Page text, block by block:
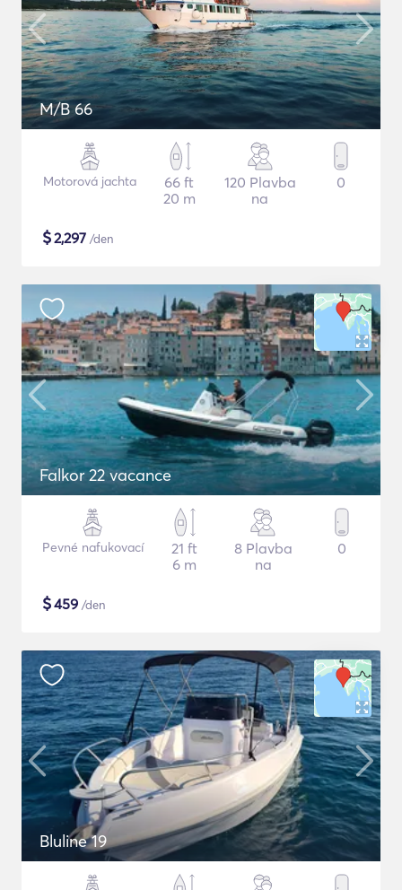
M/B 66
Motorová jachta
66 ft
20 m
120 Plavba
na
0
$2,297 /den
Falkor 22 vacance
Pevné nafukovací
21 ft
6 m
8 Plavba
na
0
$459 /den
Bluline 19